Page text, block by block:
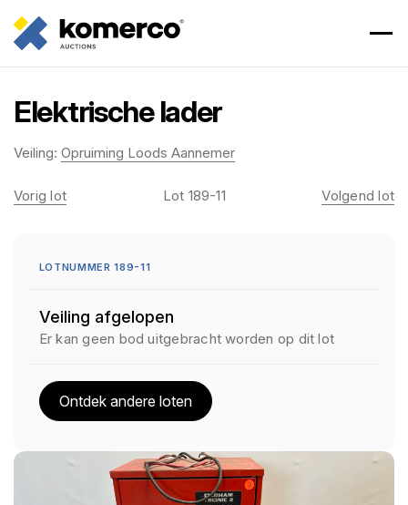
Elektrische lader
Veiling: Opruiming Loods Aannemer
Vorig lot Lot 189-11 Volgend lot
LOTNUMMER 189-11
Veiling afgelopen
Er kan geen bod uitgebracht worden op dit lot
Ontdek andere loten